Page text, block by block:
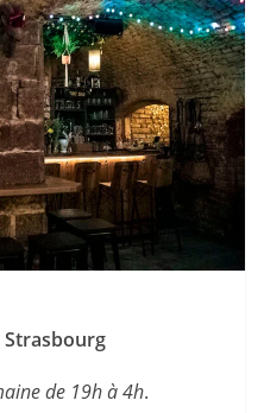
de 19h à 4h.